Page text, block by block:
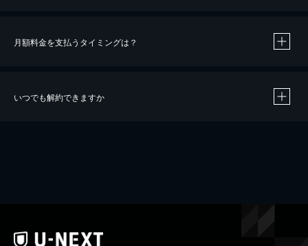
※40％ポイント還元の対象は、クレジットカード決済による作品の購入 / レンタルです。
月額料金を支払うタイミングは？
いつでも解約できますか